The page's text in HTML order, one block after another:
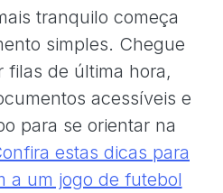
tranquilo começa
simples. Chegue
filas de última hora,
acessíveis e
para se orientar na
estas dicas para
a um jogo de futebol